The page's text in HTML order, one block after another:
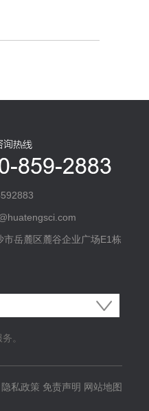
市岳麓区麓谷企业广场E1栋
。
隐私政策 免责声明 网站地图